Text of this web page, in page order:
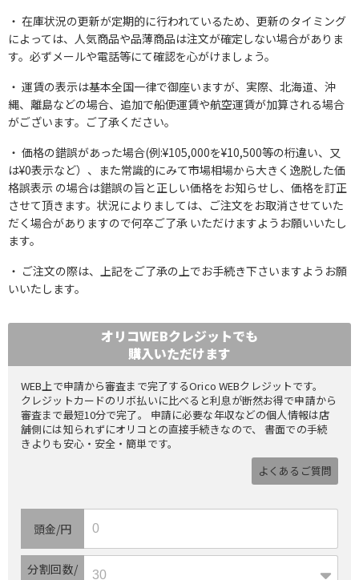
在庫状況の更新が定期的に行われているため、更新のタイミング
によっては、人気商品や品薄商品は注文が確定しない場合がありま
す。必ずメールや電話等にて確認を心がけましょう。
運賃の表示は基本全国一律で御座いますが、実際、北海道、沖
縄、離島などの場合、追加で船便運賃や航空運賃が加算される場合
がございます。ご了承ください。
価格の錯誤があった場合(例:¥105,000を¥10,500等の桁違い、又
は¥0表示など）、また常識的にみて市場相場から大きく逸脱した価
格誤表示 の場合は錯誤の旨と正しい価格をお知らせし、価格を訂正
させて頂きます。状況によりましては、ご注文をお取消させていた
だく場合がありますので何卒ご了承 いただけますようお願いいたし
ます。
ご注文の際は、上記をご了承の上でお手続き下さいますようお願
いいたします。
オリコWEBクレジットでも
購入いただけます
WEB上で申請から審査まで完了するOrico WEBクレジットです。
クレジットカードのリボ払いに比べると利息が断然お得で申請から
審査まで最短10分で完了。 申請に必要な年収などの個人情報は店
舗側には知られずにオリコとの直接手続きなので、 書面での手続
きよりも安心・安全・簡単です。
よくあるご質問
頭金/円
分割回数/